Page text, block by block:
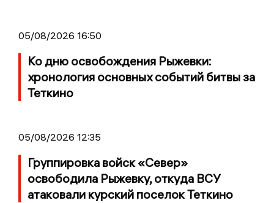
05/08/2026 16:50
Ко дню освобождения Рыжевки:
хронология основных событий битвы за
Теткино
05/08/2026 12:35
Группировка войск «Север»
освободила Рыжевку, откуда ВСУ
атаковали курский поселок Теткино